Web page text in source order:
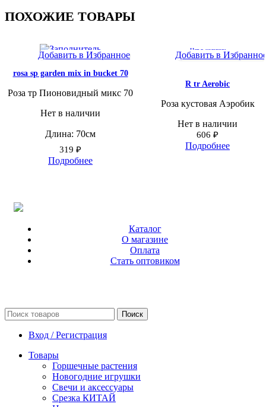
ПОХОЖИЕ ТОВАРЫ
Добавить в Избранное
rosa sp garden mix in bucket 70
Роза тр Пионовидный микс 70
Нет в наличии
Длина: 70см
319 ₽
Подробнее
Нет в наличии
Добавить в
R tr Aerobic
Роза кустовая Аэробик
Нет в наличии
606 ₽
Подробнее
Каталог
О магазине
Оплата
Стать оптовиком
Поиск
Вход / Регистрация
Товары
Горшечные растения
Новогодние игрушки
Свечи и аксессуары
Срезка КИТАЙ